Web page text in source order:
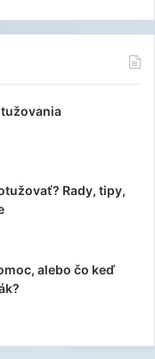
Rady, tipy,
alebo čo keď